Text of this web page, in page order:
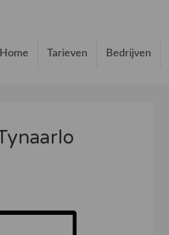
Home Tarieven Bedrijven